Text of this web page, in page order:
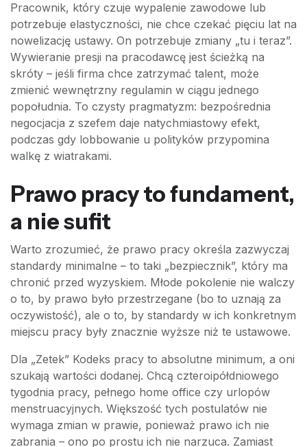
Pracownik, który czuje wypalenie zawodowe lub
potrzebuje elastyczności, nie chce czekać pięciu lat na
nowelizację ustawy. On potrzebuje zmiany „tu i teraz”.
Wywieranie presji na pracodawcę jest ścieżką na
skróty – jeśli firma chce zatrzymać talent, może
zmienić wewnętrzny regulamin w ciągu jednego
popołudnia. To czysty pragmatyzm: bezpośrednia
negocjacja z szefem daje natychmiastowy efekt,
podczas gdy lobbowanie u polityków przypomina
walkę z wiatrakami.
Prawo pracy to fundament,
a nie sufit
Warto zrozumieć, że prawo pracy określa zazwyczaj
standardy minimalne – to taki „bezpiecznik”, który ma
chronić przed wyzyskiem. Młode pokolenie nie walczy
o to, by prawo było przestrzegane (bo to uznają za
oczywistość), ale o to, by standardy w ich konkretnym
miejscu pracy były znacznie wyższe niż te ustawowe.
Dla „Zetek” Kodeks pracy to absolutne minimum, a oni
szukają wartości dodanej. Chcą czteroipółdniowego
tygodnia pracy, pełnego home office czy urlopów
menstruacyjnych. Większość tych postulatów nie
wymaga zmian w prawie, ponieważ prawo ich nie
zabrania – ono po prostu ich nie narzuca. Zamiast